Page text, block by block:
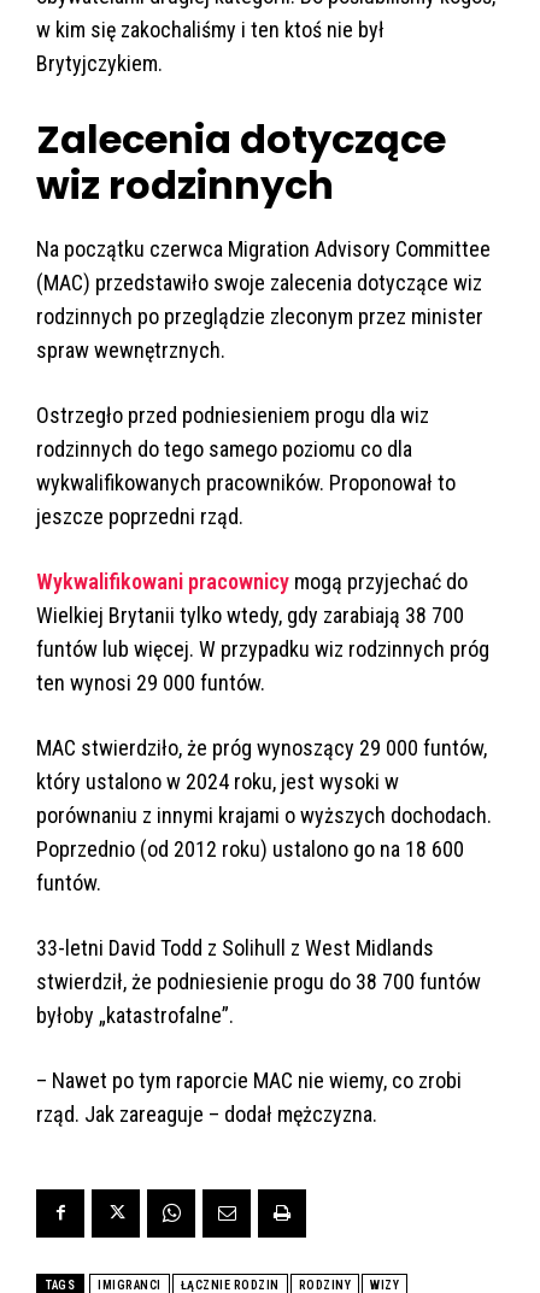
w kim się zakochaliśmy i ten ktoś nie był
Brytyjczykiem.
Zalecenia dotyczące
wiz rodzinnych
Na początku czerwca Migration Advisory Committee
(MAC) przedstawiło swoje zalecenia dotyczące wiz
rodzinnych po przeglądzie zleconym przez minister
spraw wewnętrznych.
Ostrzegło przed podniesieniem progu dla wiz
rodzinnych do tego samego poziomu co dla
wykwalifikowanych pracowników. Proponował to
jeszcze poprzedni rząd.
Wykwalifikowani pracownicy mogą przyjechać do
Wielkiej Brytanii tylko wtedy, gdy zarabiają 38 700
funtów lub więcej. W przypadku wiz rodzinnych próg
ten wynosi 29 000 funtów.
MAC stwierdziło, że próg wynoszący 29 000 funtów,
który ustalono w 2024 roku, jest wysoki w
porównaniu z innymi krajami o wyższych dochodach.
Poprzednio (od 2012 roku) ustalono go na 18 600
funtów.
33-letni David Todd z Solihull z West Midlands
stwierdził, że podniesienie progu do 38 700 funtów
byłoby „katastrofalne”.
– Nawet po tym raporcie MAC nie wiemy, co zrobi
rząd. Jak zareaguje – dodał mężczyzna.
TAGS IMIGRANCI ŁĄCZNIE RODZIN RODZINY WIZY